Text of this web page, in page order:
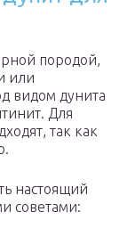
породой,
или
видом дунита
Для
так как
настоящий
советами: